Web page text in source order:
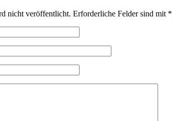
nicht veröffentlicht. Erforderliche Felder sind mit *